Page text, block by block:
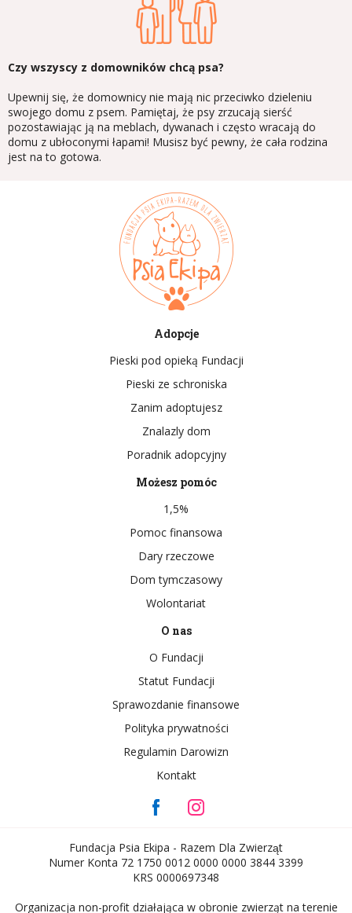
Czy wszyscy z domowników chcą psa?
Upewnij się, że domownicy nie mają nic przeciwko dzieleniu
swojego domu z psem. Pamiętaj, że psy zrzucają sierść
pozostawiając ją na meblach, dywanach i często wracają do
domu z ubłoconymi łapami! Musisz być pewny, że cała rodzina
jest na to gotowa.
Adopcje
Pieski pod opieką Fundacji
Pieski ze schroniska
Zanim adoptujesz
Znalazly dom
Poradnik adopcyjny
Możesz pomóc
1,5%
Pomoc finansowa
Dary rzeczowe
Dom tymczasowy
Wolontariat
O nas
O Fundacji
Statut Fundacji
Sprawozdanie finansowe
Polityka prywatności
Regulamin Darowizn
Kontakt
Fundacja Psia Ekipa - Razem Dla Zwierząt
Numer Konta 72 1750 0012 0000 0000 3844 3399
KRS 0000697348
Organizacja non-profit działająca w obronie zwierząt na terenie